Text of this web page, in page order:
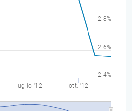
luglio '12 ott. '12
2.4%
2.6%
2.8%